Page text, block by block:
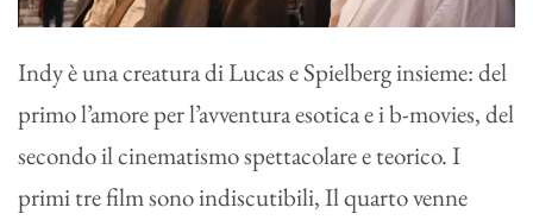
Indy è una creatura di Lucas e Spielberg insieme: del
primo l’amore per l’avventura esotica e i b-movies, del
secondo il cinematismo spettacolare e teorico. I
primi tre film sono indiscutibili, Il quarto venne